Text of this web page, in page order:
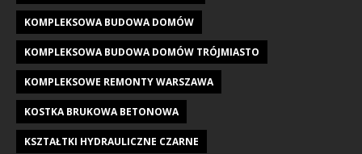
KOMPLEKSOWA BUDOWA DOMÓW
KOMPLEKSOWA BUDOWA DOMÓW TRÓJMIASTO
KOMPLEKSOWE REMONTY WARSZAWA
KOSTKA BRUKOWA BETONOWA
KSZTAŁTKI HYDRAULICZNE CZARNE